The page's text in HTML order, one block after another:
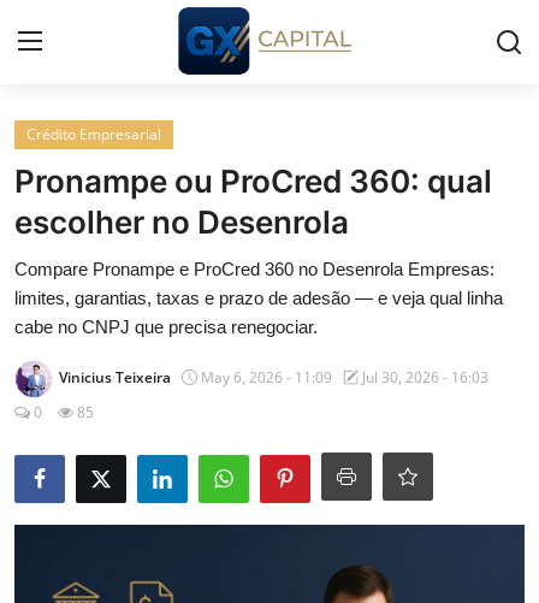
Entrar
Cursos
Simuladores
Wealth
Contato
Crédito Empresarial
Pronampe ou ProCred 360: qual
escolher no Desenrola
Compare Pronampe e ProCred 360 no Desenrola Empresas:
limites, garantias, taxas e prazo de adesão — e veja qual linha
cabe no CNPJ que precisa renegociar.
Vinicius Teixeira May 6, 2026 - 11:09
Jul 30, 2026 - 16:03
0
85